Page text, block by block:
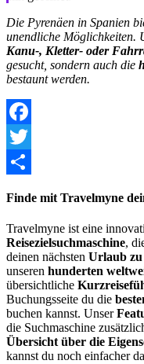
Die Pyrenäen in Spanien
unendliche Möglichkeiten.
Kanu-, Kletter- oder
gesucht, sondern auch die
bestaunt werden.
Facebook
Twitter
Finde mit Travelmyne
Travelmyne ist eine
Reisezielsuchmaschine,
deinen nächsten Urlaub
unseren hunderten
übersichtliche
Buchungsseite du die
buchen kannst. Unser
die Suchmaschine
Übersicht über die
kannst du noch einfacher